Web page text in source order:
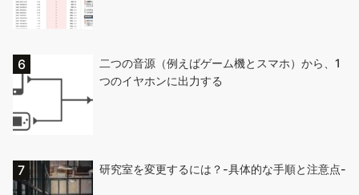
二つの音源（例えばゲーム機とスマホ）から、1
つのイヤホンに出力する
研究室を変更するには？-具体的な手順と注意点-